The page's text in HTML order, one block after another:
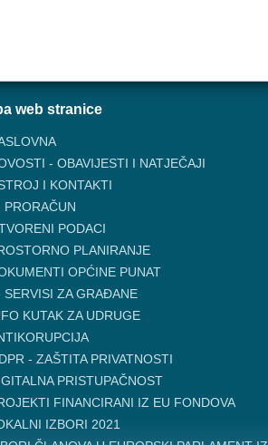
web stranice
- OBAVIJESTI I NATJEČAJI
I KONTAKTI
PODACI
PLANIRANJE
OPĆINE PUNAT
SERVISI ZA GRAĐANE
KUTAK ZA UDRUGE
- ZAŠTITA PRIVATNOSTI
PRISTUPAČNOST
FINANCIRANI IZ EU FONDOVA
IZBORI 2021